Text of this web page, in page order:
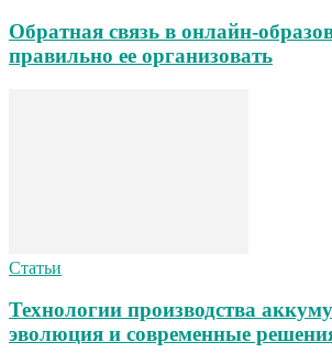
Обратная связь в онлайн-
правильно ее организовать
Статьи
Технологии производства
эволюция и современные